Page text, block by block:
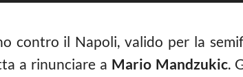
contro il Napoli, valido per la
a rinunciare a Mario Mandzukic.